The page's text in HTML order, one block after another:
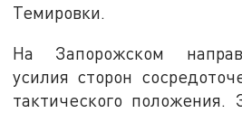
Темировки.
На Запорожском
усилия сторон
тактического